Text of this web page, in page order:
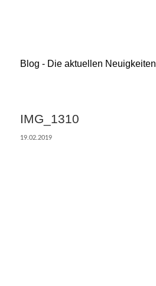
Blog - Die aktuellen Neuigkeiten
IMG_1310
19.02.2019